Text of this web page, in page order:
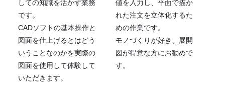
しての知識を活かす業務
です。
CADソフトの基本操作と
図面を仕上げるとはどう
いうことなのかを実際の
図面を使用して体験して
いただきます。
値を入力し、平面で描か
れた注文を立体化するた
めの作業です。
モノづくりが好き、展開
図が得意な方にお勧めで
す。